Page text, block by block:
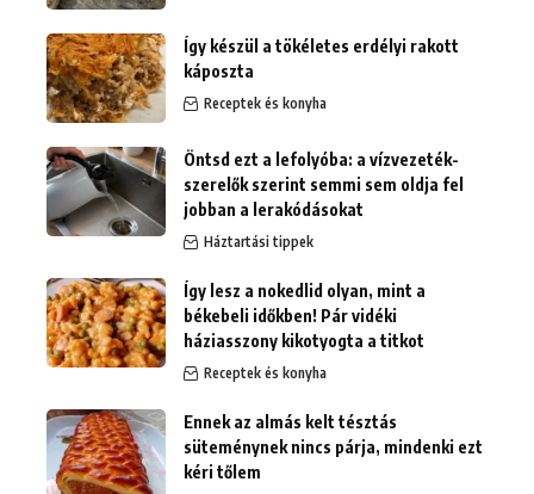
Így készül a tökéletes erdélyi rakott
káposzta
Receptek és konyha
Öntsd ezt a lefolyóba: a vízvezeték-
szerelők szerint semmi sem oldja fel
jobban a lerakódásokat
Háztartási tippek
Így lesz a nokedlid olyan, mint a
békebeli időkben! Pár vidéki
háziasszony kikotyogta a titkot
Receptek és konyha
Ennek az almás kelt tésztás
süteménynek nincs párja, mindenki ezt
kéri tőlem